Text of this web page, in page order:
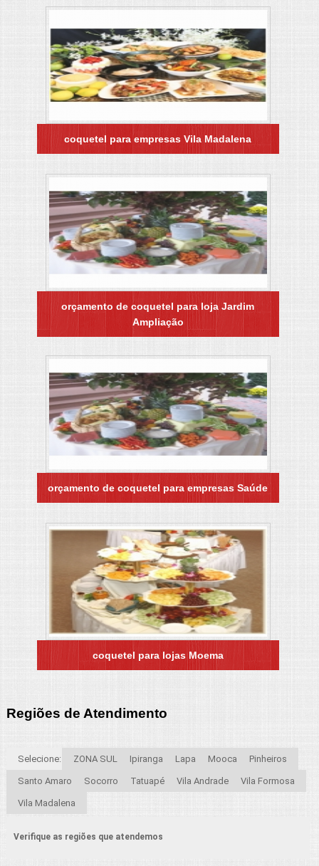
coquetel para empresas Vila Madalena
orçamento de coquetel para loja Jardim
Ampliação
orçamento de coquetel para empresas Saúde
coquetel para lojas Moema
Regiões de Atendimento
Selecione: ZONA SUL Ipiranga Lapa Mooca Pinheiros
Santo Amaro Socorro Tatuapé Vila Andrade Vila Formosa
Vila Madalena
Verifique as regiões que atendemos